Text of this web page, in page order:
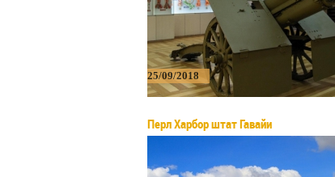
25/09/2018
Перл Харбор штат Гавайи